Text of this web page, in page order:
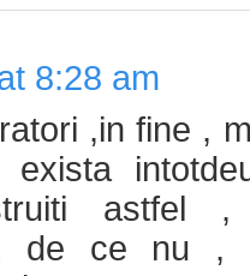
8:28 am
,in fine ,
, de ce nu ,